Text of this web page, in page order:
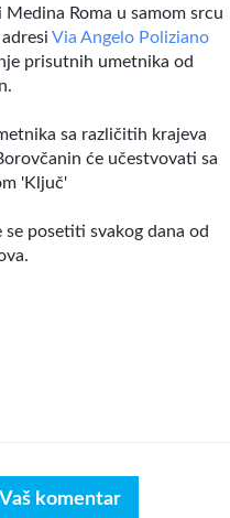
Roma u samom srcu
Via Angelo Poliziano
prisutnih umetnika od
sa različitih krajeva
će učestvovati sa
'Ključ'
se posetiti svakog dana od
komentar